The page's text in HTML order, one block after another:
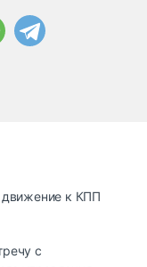
движение к КПП
с